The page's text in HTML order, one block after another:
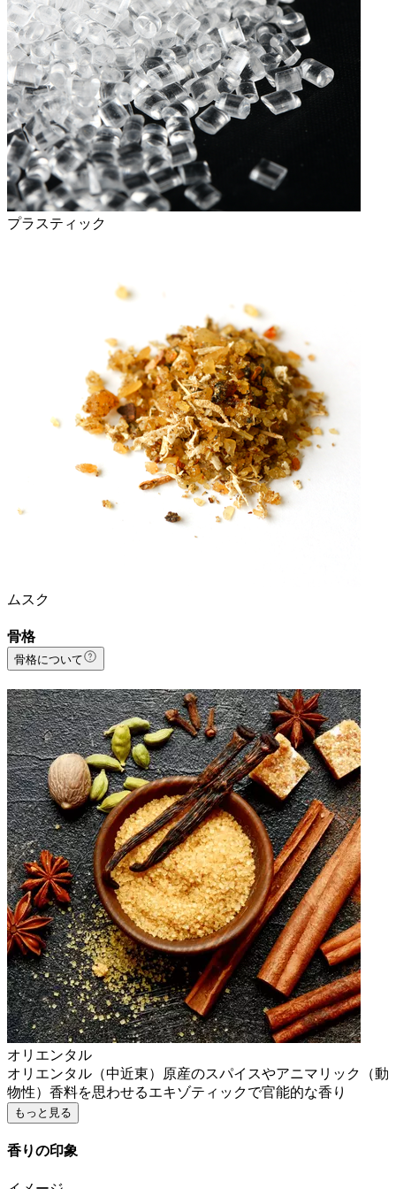
プラスティック
ムスク
骨格
骨格について
オリエンタル
オリエンタル（中近東）原産のスパイスやアニマリック（動
物性）香料を思わせるエキゾティックで官能的な香り
もっと見る
香りの印象